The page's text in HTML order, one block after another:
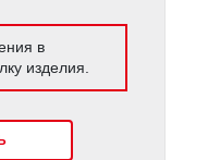
в
изделия.